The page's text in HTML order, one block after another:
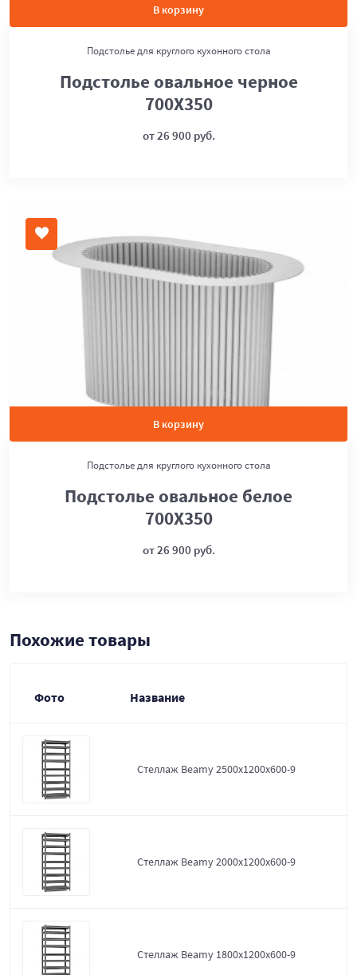
В корзину
Подстолье для круглого кухонного стола
Подстолье овальное черное
700Х350
от 26 900 руб.
В корзину
Подстолье для круглого кухонного стола
Подстолье овальное белое
700Х350
от 26 900 руб.
Похожие товары
Фото Название
Стеллаж Beamy 2500x1200x600-9
Стеллаж Beamy 2000x1200x600-9
Стеллаж Beamy 1800x1200x600-9